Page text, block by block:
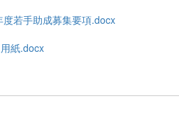
若手助成募集要項.docx
紙.docx